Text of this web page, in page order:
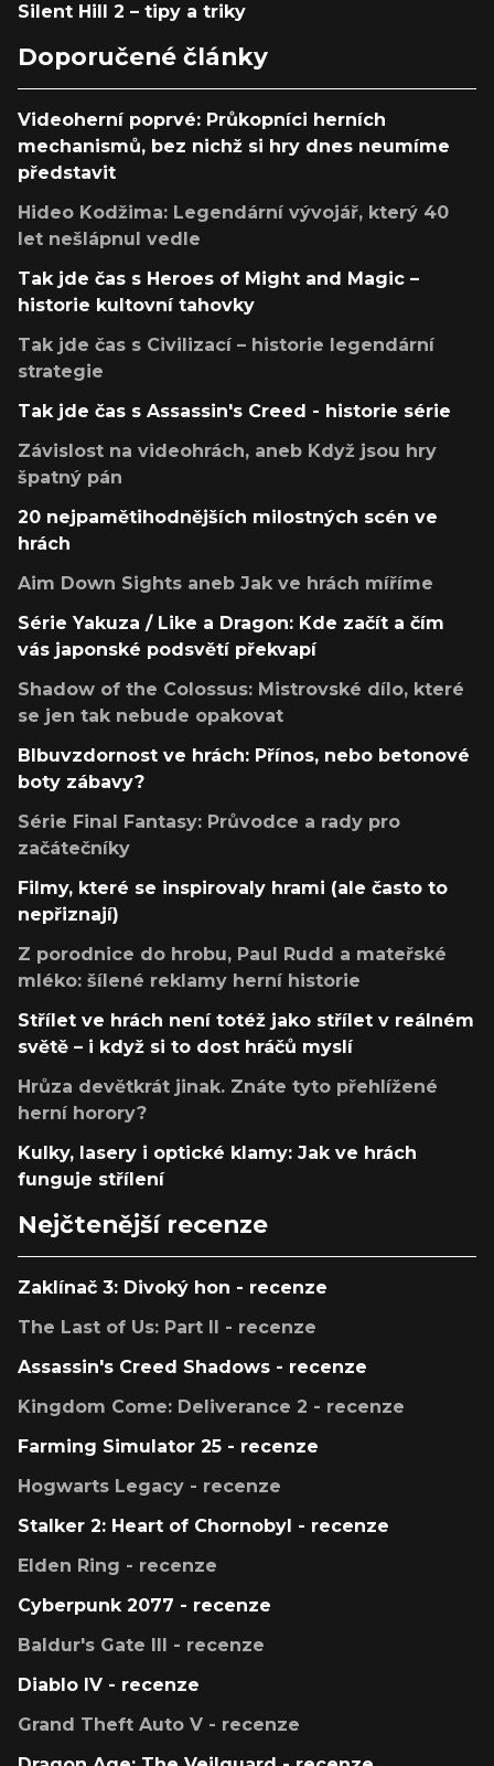
Silent Hill 2 – tipy a triky
Doporučené články
Videoherní poprvé: Průkopníci herních
mechanismů, bez nichž si hry dnes neumíme
představit
Hideo Kodžima: Legendární vývojář, který 40
let nešlápnul vedle
Tak jde čas s Heroes of Might and Magic –
historie kultovní tahovky
Tak jde čas s Civilizací – historie legendární
strategie
Tak jde čas s Assassin's Creed - historie série
Závislost na videohrách, aneb Když jsou hry
špatný pán
20 nejpamětihodnějších milostných scén ve
hrách
Aim Down Sights aneb Jak ve hrách míříme
Série Yakuza / Like a Dragon: Kde začít a čím
vás japonské podsvětí překvapí
Shadow of the Colossus: Mistrovské dílo, které
se jen tak nebude opakovat
Blbuvzdornost ve hrách: Přínos, nebo betonové
boty zábavy?
Série Final Fantasy: Průvodce a rady pro
začátečníky
Filmy, které se inspirovaly hrami (ale často to
nepřiznají)
Z porodnice do hrobu, Paul Rudd a mateřské
mléko: šílené reklamy herní historie
Střílet ve hrách není totéž jako střílet v reálném
světě – i když si to dost hráčů myslí
Hrůza devětkrát jinak. Znáte tyto přehlížené
herní horory?
Kulky, lasery i optické klamy: Jak ve hrách
funguje střílení
Nejčtenější recenze
Zaklínač 3: Divoký hon - recenze
The Last of Us: Part II - recenze
Assassin's Creed Shadows - recenze
Kingdom Come: Deliverance 2 - recenze
Farming Simulator 25 - recenze
Hogwarts Legacy - recenze
Stalker 2: Heart of Chornobyl - recenze
Elden Ring - recenze
Cyberpunk 2077 - recenze
Baldur's Gate III - recenze
Diablo IV - recenze
Grand Theft Auto V - recenze